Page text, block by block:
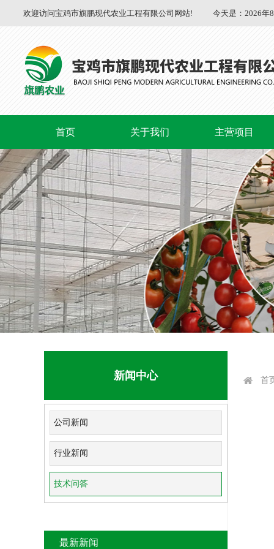
欢迎访问宝鸡市旗鹏现代农业工程有限公司网站! 今天是： 2026年
首页 关于我们 主营项目
新闻中心
公司新闻
行业新闻
技术问答
最新新闻
首